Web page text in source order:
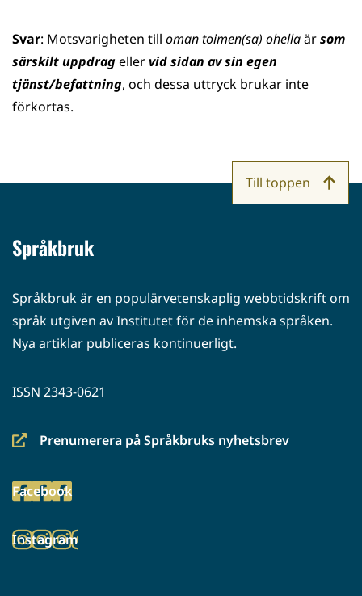
Svar: Motsvarigheten till oman toimen(sa) ohellaärsom
särskilt uppdragellervid sidan av sin egen
tjänst/befattning, och dessa uttryck brukar inte
förkortas.
Språkbruk
Språkbruk är en populärvetenskaplig webbtidskrift om
språk utgiven av Institutet för de inhemska språken.
Nya artiklar publiceras kontinuerligt.
ISSN 2343-0621
Prenumerera på Språkbruks nyhetsbrev
(siirryt
palveluun)
Facebook
(siirryt
palveluun)
Instagram
(siirryt
Till toppen